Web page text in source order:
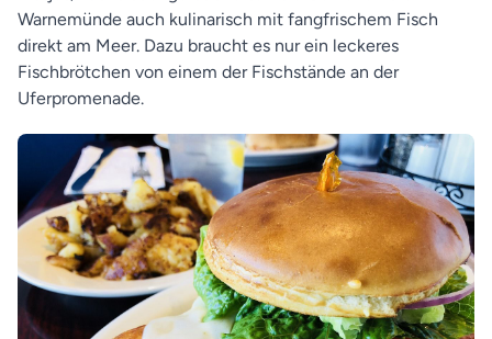
Warnemünde auch kulinarisch mit fangfrischem Fisch
direkt am Meer. Dazu braucht es nur ein leckeres
Fischbrötchen von einem der Fischstände an der
Uferpromenade.